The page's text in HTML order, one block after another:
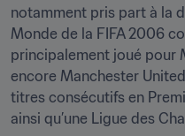
notamment pris part à la
Monde de la FIFA 2006
principalement joué pour
encore Manchester
titres consécutifs en
ainsi qu’une Ligue des